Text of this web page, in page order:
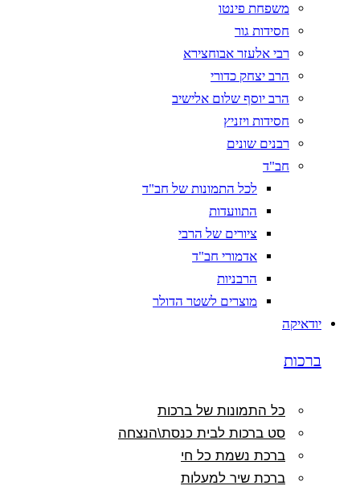
משפחת פינטו
חסידות גור
רבי אלעזר אבוחצירא
הרב יצחק כדורי
הרב יוסף שלום אלישיב
חסידות ויזניץ
רבנים שונים
חב"ד
לכל התמונות של חב"ד
התוועדות
ציורים של הרבי
אדמורי חב"ד
הרבניות
מוצרים לשטר הדולר
יודאיקה
ברכות
כל התמונות של ברכות
סט ברכות לבית כנסת\הנצחה
ברכת נשמת כל חי
ברכת שיר למעלות